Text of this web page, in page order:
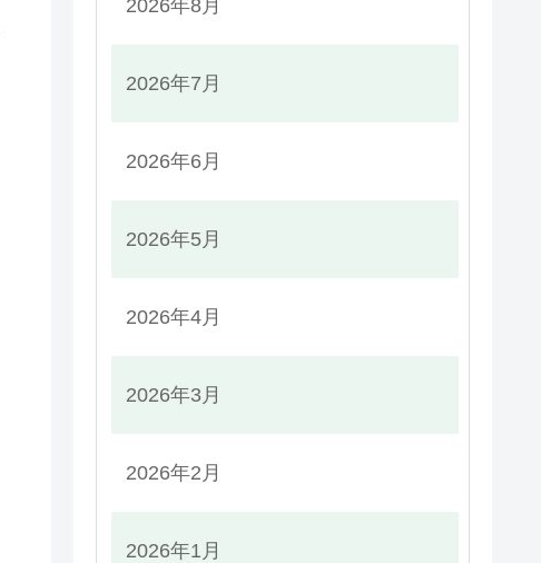
2026年8月
2026年7月
2026年6月
2026年5月
2026年4月
2026年3月
2026年2月
2026年1月